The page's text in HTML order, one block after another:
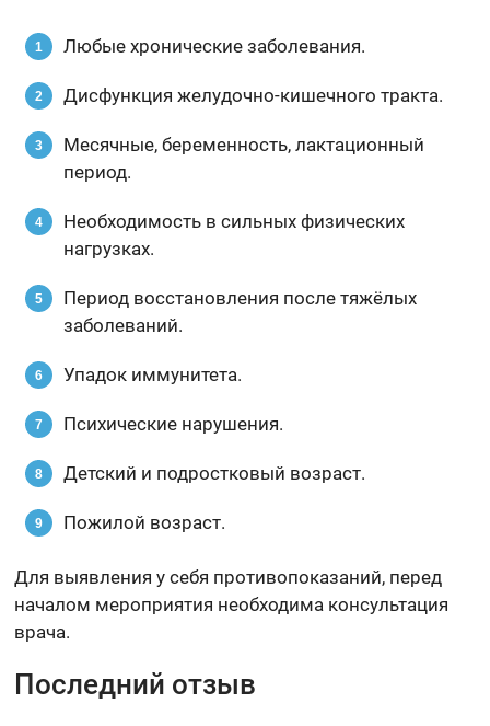
Любые хронические заболевания.
Дисфункция желудочно-кишечного тракта.
Месячные, беременность, лактационный
период.
Необходимость в сильных физических
нагрузках.
Период восстановления после тяжёлых
заболеваний.
Упадок иммунитета.
Психические нарушения.
Детский и подростковый возраст.
Пожилой возраст.
Для выявления у себя противопоказаний, перед
началом мероприятия необходима консультация
врача.
Последний отзыв